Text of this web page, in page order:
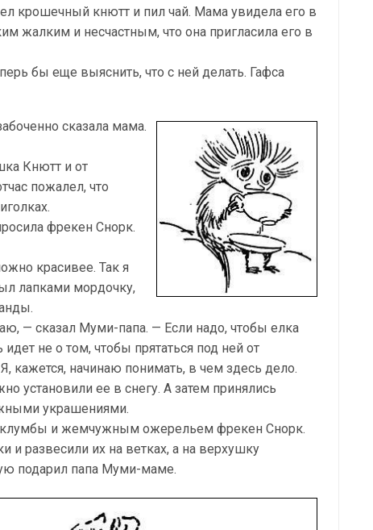
крошечный кнютт и пил чай. Мама увидела его в
жалким и несчастным, что она пригласила его в
бы еще выяснить, что с ней делать. Гафса
сказала мама.
Кнютт и от
пожалел, что
фрекен Снорк.
красивее. Так я
лапками мордочку,
— сказал Муми-папа. — Если надо, чтобы елка
не о том, чтобы прятаться под ней от
кажется, начинаю понимать, в чем здесь дело.
установили ее в снегу. А затем принялись
украшениями.
клумбы и жемчужным ожерельем фрекен Снорк.
и развесили их на ветках, а на верхушку
подарил папа Муми-маме.